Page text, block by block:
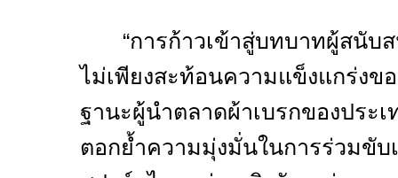
“การก้าวเข้าสู่บทบาทผู้สนับ
ไม่เพียงสะท้อนความแข็งแกร่ง
ฐานะผู้นำตลาดผ้าเบรกของปร
ตอกย้ำความมุ่งมั่นในการร่วมขับ